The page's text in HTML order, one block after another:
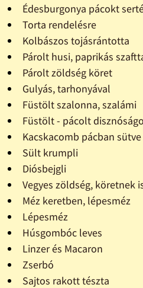
Édesburgonya pácokt
Torta rendelésre
Kolbászos tojásrántotta
Párolt husi, paprikás
Párolt zöldség köret
Gulyás, tarhonyával
Füstölt szalonna, szalámi
Füstölt - pácolt
Kacskacomb pácban sütve
Sült krumpli
Diósbejgli
Vegyes zöldség, köretnek
Méz keretben, lépesméz
Lépesméz
Húsgombóc leves
Linzer és Macaron
Zserbó
Sajtos rakott tészta